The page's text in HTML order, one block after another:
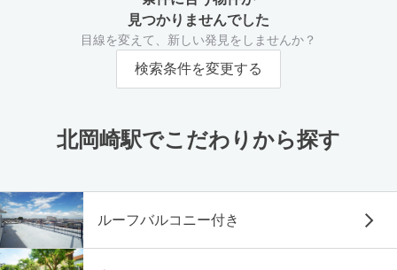
見つかりませんでした
目線を変えて、新しい発見をしませんか？
検索条件を変更する
北岡崎駅でこだわりから探す
ルーフバルコニー付き